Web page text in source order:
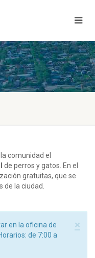
comunidad el
de perros y gatos. En el
gratuitas, que se
la ciudad.
×
en la oficina de
de 7:00 a